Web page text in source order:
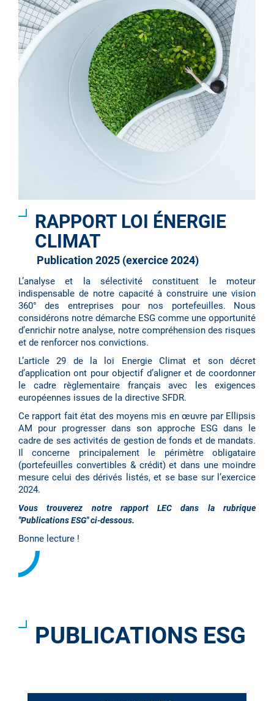
RAPPORT LOI ÉNERGIE
CLIMAT
Publication 2025 (exercice 2024)
L’analyse et la sélectivité constituent le moteur
indispensable de notre capacité à construire une vision
360° des entreprises pour nos portefeuilles. Nous
considérons notre démarche ESG comme une opportunité
d’enrichir notre analyse, notre compréhension des risques
et de renforcer nos convictions.
L’article 29 de la loi Energie Climat et son décret
d’application ont pour objectif d’aligner et de coordonner
le cadre règlementaire français avec les exigences
européennes issues de la directive SFDR.
Ce rapport fait état des moyens mis en œuvre par Ellipsis
AM pour progresser dans son approche ESG dans le
cadre de ses activités de gestion de fonds et de mandats.
Il concerne principalement le périmètre obligataire
(portefeuilles convertibles & crédit) et dans une moindre
mesure celui des dérivés listés, et se base sur l’exercice
2024.
Vous trouverez notre rapport LEC dans la rubrique
"Publications ESG" ci-dessous.
Bonne lecture !
PUBLICATIONS ESG